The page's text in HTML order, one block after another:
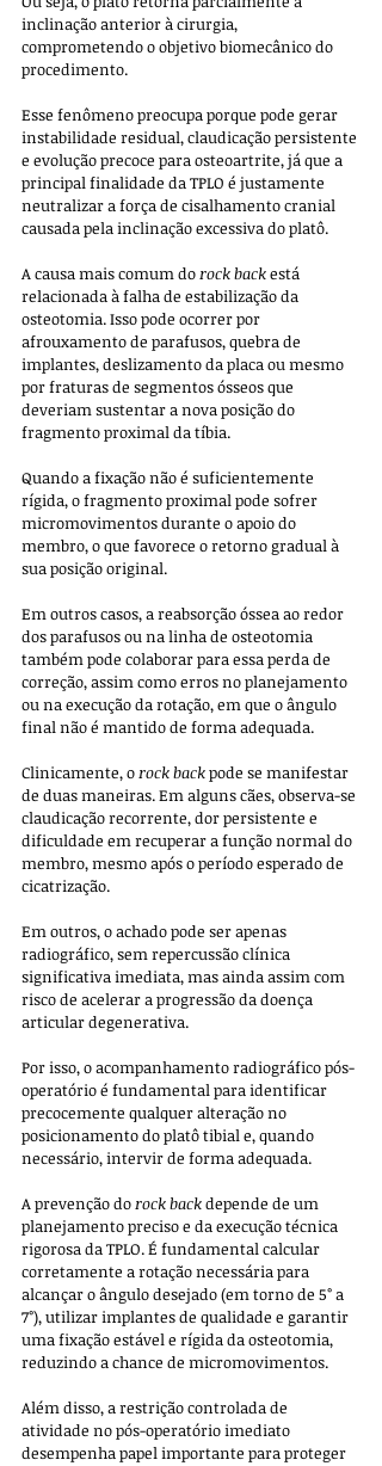
inclinação anterior à cirurgia,
comprometendo o objetivo biomecânico do
procedimento.
Esse fenômeno preocupa porque pode gerar
instabilidade residual, claudicação persistente
e evolução precoce para osteoartrite, já que a
principal finalidade da TPLO é justamente
neutralizar a força de cisalhamento cranial
causada pela inclinação excessiva do platô.
A causa mais comum do rock back está
relacionada à falha de estabilização da
osteotomia. Isso pode ocorrer por
afrouxamento de parafusos, quebra de
implantes, deslizamento da placa ou mesmo
por fraturas de segmentos ósseos que
deveriam sustentar a nova posição do
fragmento proximal da tíbia.
Quando a fixação não é suficientemente
rígida, o fragmento proximal pode sofrer
micromovimentos durante o apoio do
membro, o que favorece o retorno gradual à
sua posição original.
Em outros casos, a reabsorção óssea ao redor
dos parafusos ou na linha de osteotomia
também pode colaborar para essa perda de
correção, assim como erros no planejamento
ou na execução da rotação, em que o ângulo
final não é mantido de forma adequada.
Clinicamente, o rock back pode se manifestar
de duas maneiras. Em alguns cães, observa-se
claudicação recorrente, dor persistente e
dificuldade em recuperar a função normal do
membro, mesmo após o período esperado de
cicatrização.
Em outros, o achado pode ser apenas
radiográfico, sem repercussão clínica
significativa imediata, mas ainda assim com
risco de acelerar a progressão da doença
articular degenerativa.
Por isso, o acompanhamento radiográfico pós-
operatório é fundamental para identificar
precocemente qualquer alteração no
posicionamento do platô tibial e, quando
necessário, intervir de forma adequada.
A prevenção do rock back depende de um
planejamento preciso e da execução técnica
rigorosa da TPLO. É fundamental calcular
corretamente a rotação necessária para
alcançar o ângulo desejado (em torno de 5° a
7°), utilizar implantes de qualidade e garantir
uma fixação estável e rígida da osteotomia,
reduzindo a chance de micromovimentos.
Além disso, a restrição controlada de
atividade no pós-operatório imediato
desempenha papel importante para proteger